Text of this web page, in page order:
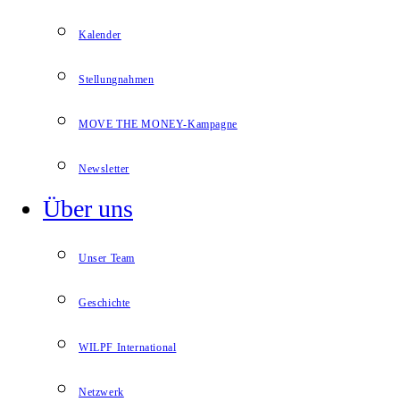
Kalender
Stellungnahmen
MOVE THE MONEY-Kampagne
Newsletter
Über uns
Unser Team
Geschichte
WILPF International
Netzwerk